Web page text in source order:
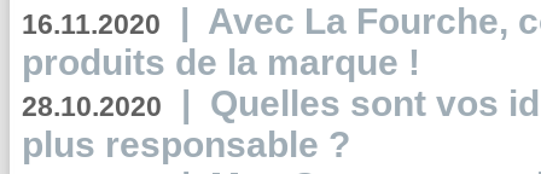
16.11.2020 | Avec La Fourche,
produits de la marque !
28.10.2020 | Quelles sont vos
plus responsable ?